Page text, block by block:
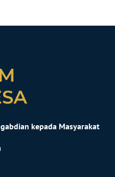
kepada Masyarakat